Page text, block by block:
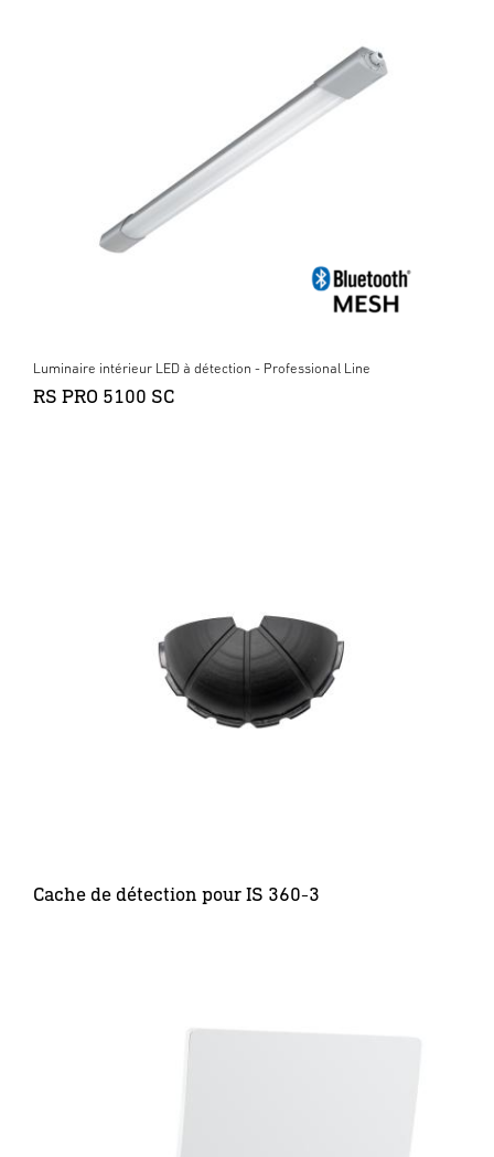
Luminaire intérieur LED à détection - Professional Line
RS PRO 5100 SC
Cache de détection pour IS 360-3